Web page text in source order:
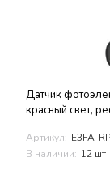
Датчик
красный свет,
Артикул: E3FA-
В наличии: 12 шт